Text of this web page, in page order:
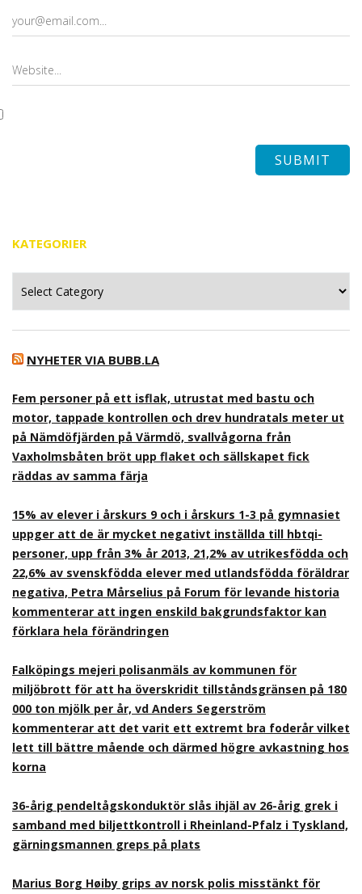
KATEGORIER
NYHETER VIA BUBB.LA
Fem personer på ett isflak, utrustat med bastu och
motor, tappade kontrollen och drev hundratals meter ut
på Nämdöfjärden på Värmdö, svallvågorna från
Vaxholmsbåten bröt upp flaket och sällskapet fick
räddas av samma färja
15% av elever i årskurs 9 och i årskurs 1-3 på gymnasiet
uppger att de är mycket negativt inställda till hbtqi-
personer, upp från 3% år 2013, 21,2% av utrikesfödda och
22,6% av svenskfödda elever med utlandsfödda föräldrar
negativa, Petra Mårselius på Forum för levande historia
kommenterar att ingen enskild bakgrundsfaktor kan
förklara hela förändringen
Falköpings mejeri polisanmäls av kommunen för
miljöbrott för att ha överskridit tillståndsgränsen på 180
000 ton mjölk per år, vd Anders Segerström
kommenterar att det varit ett extremt bra foderår vilket
lett till bättre mående och därmed högre avkastning hos
korna
36-årig pendeltågskonduktör slås ihjäl av 26-årig grek i
samband med biljettkontroll i Rheinland-Pfalz i Tyskland,
gärningsmannen greps på plats
Marius Borg Høiby grips av norsk polis misstänkt för